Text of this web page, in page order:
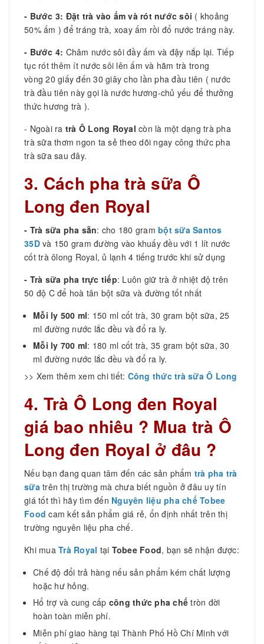
- Bước 3: Đặt trà vào ấm và rót nước sôi ( khoảng
50% ấm ) để tráng trà, xoay ấm rồi đổ nước tráng này.
- Bước 4: Châm nước sôi đầy ấm và đậy nắp lại. Tiếp
tục rót thêm ít nước sôi lên ấm và hãm trà trong
vòng 20 giấy đến 30 giây cho lần pha đầu tiên ( nước
trà đầu tiên này gọi là nước hương-chủ yếu để thưởng
thức hương trà ).
- Ngoài ra trà Ô Long Royal còn là một dạng trà pha
trà sữa thơm ngon ta sẻ theo dõi ngay công thức pha
trà sữa sau đây.
3. Cách pha trà sữa Ô
Long đen Royal
- Trà sữa pha sẵn: cho 180 gram bột sữa Santos
35Dvà 150 gram đường vào khuấy đều với 1 lít nước
cốt trà ôlong Royal, ủ lạnh 4 tiếng trước khi sử dụng
- Trà sữa pha trực tiếp: Luôn giữ trà ở nhiệt độ trên
50 độ C để hoà tân bột sữa và đường tốt nhất
Mỗi ly 500 ml: 150 ml cốt trà, 30 gram bột sữa, 25
ml đường nước lắc đều và đổ ra ly.
Mỗi ly 700 ml: 180 ml cốt trà, 35 gram bột sữa, 30
ml đường nước lắc đều và đổ ra ly.
>> Xem thêm xem chi tiết: Công thức trà sữa Ô Long
4. Trà Ô Long đen Royal
giá bao nhiêu ? Mua trà Ô
Long đen Royal ở đâu ?
Nếu bạn đang quan tâm đến các sản phẩm trà pha trà
sữa trên thị trường mà chưa biết nguồn ở đâu uy tín
giá tốt thì hãy tìm đến Nguyên liệu pha chế Tobee
Food cam kết sản phẩm giá rẻ, ổn định nhất trên thị
trường nguyên liệu pha chế.
Khi mua Trà Royal tại Tobee Food, bạn sẽ nhận được:
Chế độ đổi trả hàng nếu sản phẩm kém chất lượng
hoặc hư hỏng.
Hổ trợ và cung cấp công thức pha chế tròn đời
hoàn toàn miễn phí.
Miễn phí giao hàng tại Thành Phố Hồ Chí Minh với